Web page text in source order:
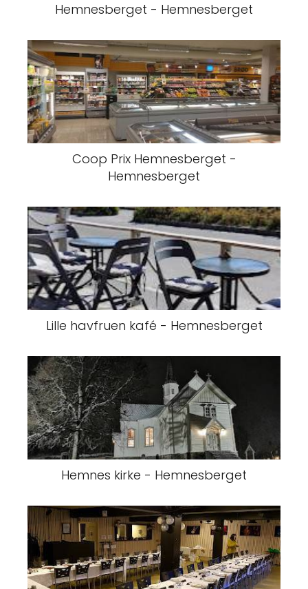
Hemnesberget - Hemnesberget
Coop Prix Hemnesberget -
Hemnesberget
Lille havfruen kafé - Hemnesberget
Hemnes kirke - Hemnesberget